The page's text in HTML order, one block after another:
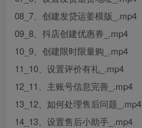
08_7、创建发贷运姜模版_.mp4
09_8、抖店创建优惠券_.mp4
10_9、创建限时限量购_.mp4
11_10、设置评价有礼_.mp4
12_11、主账号信息完善_.mp4
13_12、如何处理售后问题_.mp4
14_13、设置售后小助手_.mp4